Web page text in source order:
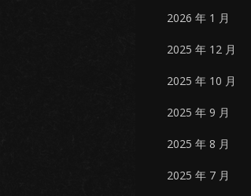
2026 年 1 月
2025 年 12 月
2025 年 10 月
2025 年 9 月
2025 年 8 月
2025 年 7 月